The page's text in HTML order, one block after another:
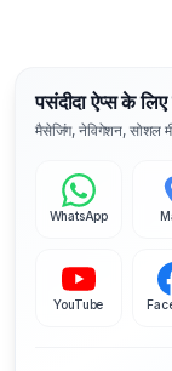
पसंदीदा ऐप्स के
मैसेजिंग, नेविगेशन, सोशल
WhatsApp
YouTube